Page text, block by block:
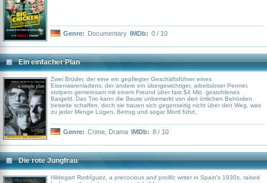
Genre: Documentary IMDb: 0 / 10
Ein einfacher Plan
Zwei Brüder, der eine ein gepflegter Geschäftsführer eines
Eisenwarenladens, der andere ein übergewichtiger, arbeitsloser Penner,
stolpern gemeinsam mit einem Freund über fast $4 Mio. gestohlenes
Bargeld. Das Trio kann die Beute unbemerkt von den örtlichen Behörden
beiseite schaffen, doch sie trauen sich gegenseitig nicht über den Weg, was
zu jeder Menge Lügen, Betrug und sogar Mord führt.
Genre: Crime Drama IMDb: 8 / 10
Die rote Jungfrau
Hildegart Rodríguez, a precocious and prolific writer in Spain's 1930s, raised